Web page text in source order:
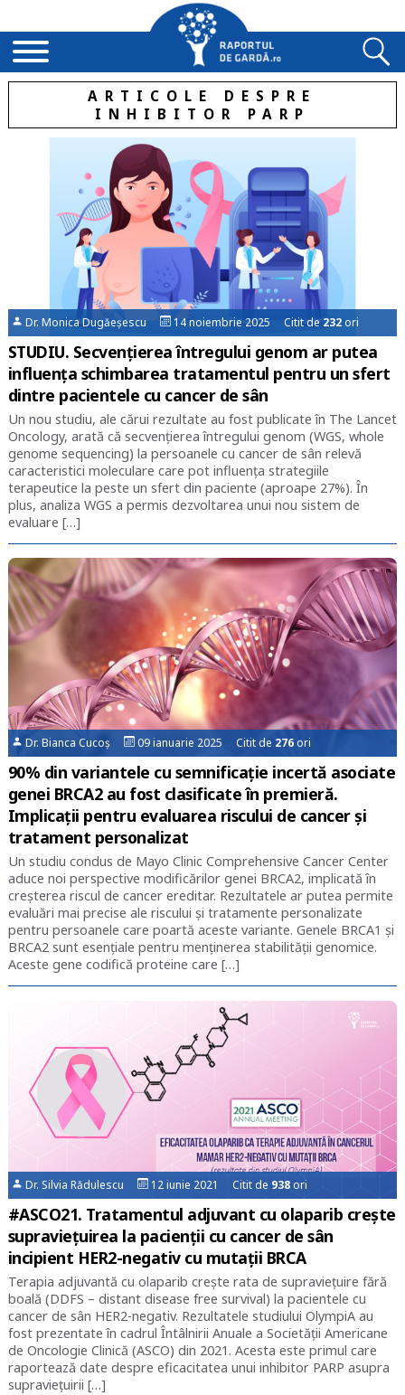
ARTICOLE DESPRE
INHIBITOR PARP
Dr. Monica Dugăeșescu 14 noiembrie 2025 Citit de232ori
STUDIU. Secvențierea întregului genom ar putea
influența schimbarea tratamentul pentru un sfert
dintre pacientele cu cancer de sân
Un nou studiu, ale cărui rezultate au fost publicate în The Lancet
Oncology, arată că secvenţierea întregului genom (WGS, whole
genome sequencing) la persoanele cu cancer de sân relevă
caracteristici moleculare care pot influenţa strategiile
terapeutice la peste un sfert din paciente (aproape 27%). În
plus, analiza WGS a permis dezvoltarea unui nou sistem de
evaluare […]
Dr. Bianca Cucoș 09 ianuarie 2025 Citit de 276ori
90% din variantele cu semnificație incertă asociate
genei BRCA2 au fost clasificate în premieră.
Implicații pentru evaluarea riscului de cancer și
tratament personalizat
Un studiu condus de Mayo Clinic Comprehensive Cancer Center
aduce noi perspective modificărilor genei BRCA2, implicată în
creșterea riscul de cancer ereditar. Rezultatele ar putea permite
evaluări mai precise ale riscului și tratamente personalizate
pentru persoanele care poartă aceste variante. Genele BRCA1 și
BRCA2 sunt esențiale pentru menținerea stabilității genomice.
Aceste gene codifică proteine care […]
Dr. Silvia Rădulescu 12 iunie 2021 Citit de 938 ori
#ASCO21. Tratamentul adjuvant cu olaparib crește
supraviețuirea la pacienții cu cancer de sân
incipient HER2-negativ cu mutații BRCA
Terapia adjuvantă cu olaparib crește rata de supraviețuire fără
boală (DDFS – distant disease free survival) la pacientele cu
cancer de sân HER2-negativ. Rezultatele studiului OlympiA au
fost prezentate în cadrul Întâlnirii Anuale a Societății Americane
de Oncologie Clinică (ASCO) din 2021. Acesta este primul care
raportează date despre eficacitatea unui inhibitor PARP asupra
supraviețuirii […]